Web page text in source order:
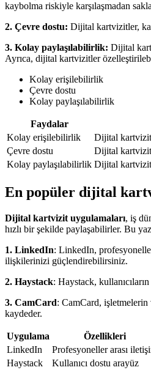
kaybolma riskiyle karşılaşmadan
2. Çevre dostu: Dijital kartvizitler,
3. Kolay paylaşılabilirlik: Dijital
Ayrıca, dijital kartvizitler
Kolay erişilebilirlik
Çevre dostu
Kolay paylaşılabilirlik
Faydalar
Kolay erişilebilirlik
Dijital
Çevre dostu
Dijital
Kolay paylaşılabilirlik Dijital
En popüler dijital
Dijital kartvizit uygulamaları, iş
hızlı bir şekilde paylaşabilirler. Bu
1. LinkedIn: LinkedIn,
ilişkilerinizi güçlendirebilirsiniz.
2. Haystack: Haystack,
3. CamCard: CamCard,
kaydeder.
Uygulama
Özellikleri
LinkedIn
Profesyoneller arası
Haystack
Kullanıcı dostu arayüz